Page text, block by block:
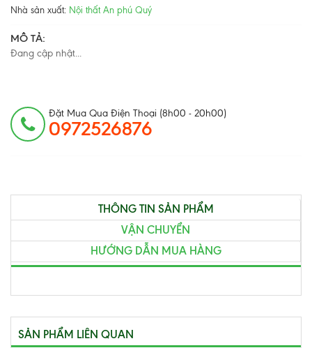
Nhà sản xuất: Nội thất An phú Quý
MÔ TẢ:
Đang cập nhật...
Đặt Mua Qua Điện Thoại (8h00 - 20h00)
0972526876
THÔNG TIN SẢN PHẨM
VẬN CHUYỂN
HƯỚNG DẪN MUA HÀNG
SẢN PHẨM LIÊN QUAN